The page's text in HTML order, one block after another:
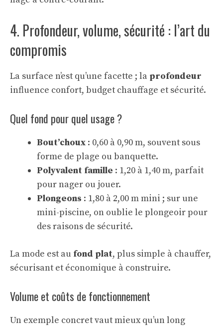
4. Profondeur, volume, sécurité : l’art du
compromis
La surface n’est qu’une facette ; la profondeur
influence confort, budget chauffage et sécurité.
Quel fond pour quel usage ?
Bout’choux : 0,60 à 0,90 m, souvent sous
forme de plage ou banquette.
Polyvalent famille : 1,20 à 1,40 m, parfait
pour nager ou jouer.
Plongeons : 1,80 à 2,00 m mini ; sur une
mini-piscine, on oublie le plongeoir pour
des raisons de sécurité.
La mode est au fond plat, plus simple à chauffer,
sécurisant et économique à construire.
Volume et coûts de fonctionnement
Un exemple concret vaut mieux qu’un long